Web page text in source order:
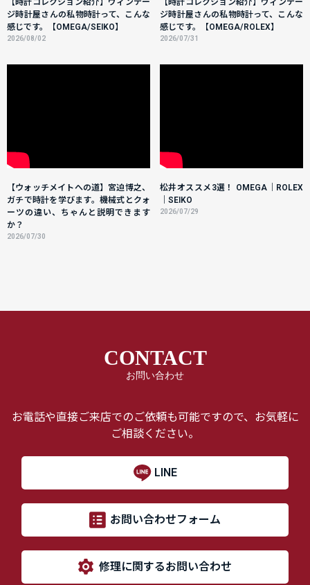
【時計コレクション紹介】ヴィンテー
ジ時計屋さんの私物時計って、こんな
感じです。【OMEGA/SEIKO】
2026/08/02
【時計コレクション紹介】ヴィンテー
ジ時計屋さんの私物時計って、こんな
感じです。【OMEGA/ROLEX】
2026/07/31
【ウォッチメイトへの道】宮迫博之、
ガチで時計を学びます。機械式とクォ
ーツの違い、ちゃんと説明できます
か？
2026/07/30
松井オススメ3選！ OMEGA｜ROLEX
｜SEIKO
2026/07/29
CONTACT
お問い合わせ
お電話や直接ご来店でのご依頼も可能ですので、お気軽に
ご相談ください。
LINE
お問い合わせフォーム
修理に関するお問い合わせ